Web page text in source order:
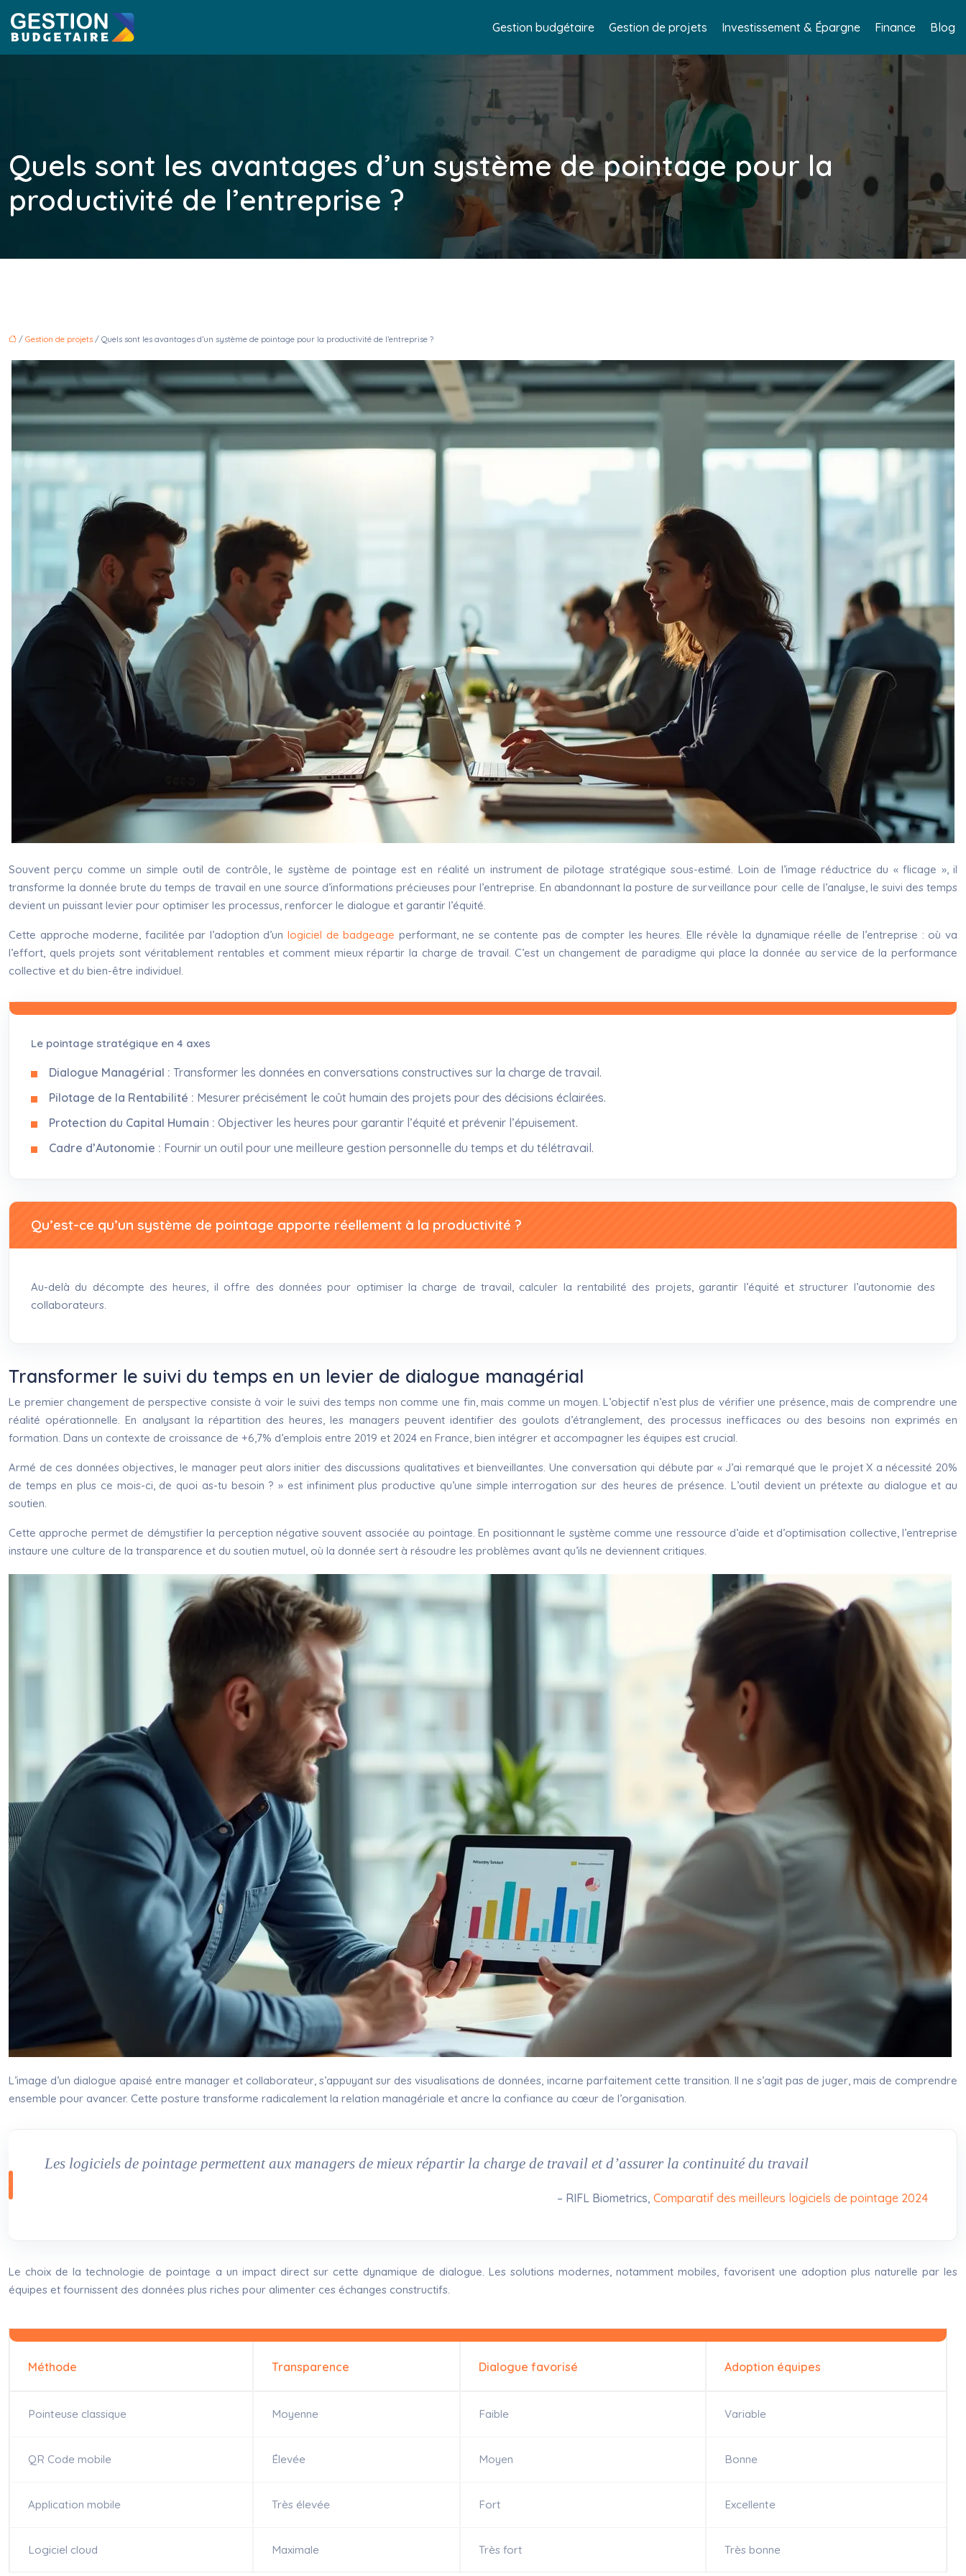
Gestion budgétaire Gestion de projets Investissement & Épargne Finance Blog
Quels sont les avantages d’un système de pointage pour la
productivité de l’entreprise ?
/ Gestion de projets / Quels sont les avantages d’un système de pointage pour la productivité de l’entreprise ?
Souvent perçu comme un simple outil de contrôle, le système de pointage est en réalité un instrument de pilotage stratégique sous-estimé. Loin de l’image réductrice du « flicage », il
transforme la donnée brute du temps de travail en une source d’informations précieuses pour l’entreprise. En abandonnant la posture de surveillance pour celle de l’analyse, le suivi des temps
devient un puissant levier pour optimiser les processus, renforcer le dialogue et garantir l’équité.
Cette approche moderne, facilitée par l’adoption d’un logiciel de badgeage performant, ne se contente pas de compter les heures. Elle révèle la dynamique réelle de l’entreprise : où va
l’effort, quels projets sont véritablement rentables et comment mieux répartir la charge de travail. C’est un changement de paradigme qui place la donnée au service de la performance
collective et du bien-être individuel.
Le pointage stratégique en 4 axes
Dialogue Managérial : Transformer les données en conversations constructives sur la charge de travail.
Pilotage de la Rentabilité : Mesurer précisément le coût humain des projets pour des décisions éclairées.
Protection du Capital Humain : Objectiver les heures pour garantir l’équité et prévenir l’épuisement.
Cadre d’Autonomie : Fournir un outil pour une meilleure gestion personnelle du temps et du télétravail.
Qu’est-ce qu’un système de pointage apporte réellement à la productivité ?
Au-delà du décompte des heures, il offre des données pour optimiser la charge de travail, calculer la rentabilité des projets, garantir l’équité et structurer l’autonomie des
collaborateurs.
Transformer le suivi du temps en un levier de dialogue managérial
Le premier changement de perspective consiste à voir le suivi des temps non comme une fin, mais comme un moyen. L’objectif n’est plus de vérifier une présence, mais de comprendre une
réalité opérationnelle. En analysant la répartition des heures, les managers peuvent identifier des goulots d’étranglement, des processus inefficaces ou des besoins non exprimés en
formation. Dans un contexte de croissance de +6,7% d’emplois entre 2019 et 2024 en France, bien intégrer et accompagner les équipes est crucial.
Armé de ces données objectives, le manager peut alors initier des discussions qualitatives et bienveillantes. Une conversation qui débute par « J’ai remarqué que le projet X a nécessité 20%
de temps en plus ce mois-ci, de quoi as-tu besoin ? » est infiniment plus productive qu’une simple interrogation sur des heures de présence. L’outil devient un prétexte au dialogue et au
soutien.
Cette approche permet de démystifier la perception négative souvent associée au pointage. En positionnant le système comme une ressource d’aide et d’optimisation collective, l’entreprise
instaure une culture de la transparence et du soutien mutuel, où la donnée sert à résoudre les problèmes avant qu’ils ne deviennent critiques.
L’image d’un dialogue apaisé entre manager et collaborateur, s’appuyant sur des visualisations de données, incarne parfaitement cette transition. Il ne s’agit pas de juger, mais de comprendre
ensemble pour avancer. Cette posture transforme radicalement la relation managériale et ancre la confiance au cœur de l’organisation.
Les logiciels de pointage permettent aux managers de mieux répartir la charge de travail et d’assurer la continuité du travail
– RIFL Biometrics, Comparatif des meilleurs logiciels de pointage 2024
Le choix de la technologie de pointage a un impact direct sur cette dynamique de dialogue. Les solutions modernes, notamment mobiles, favorisent une adoption plus naturelle par les
équipes et fournissent des données plus riches pour alimenter ces échanges constructifs.
Méthode Transparence Dialogue favorisé Adoption équipes
Pointeuse classique Moyenne Faible Variable
QR Code mobile Élevée Moyen Bonne
Application mobile Très élevée Fort Excellente
Logiciel cloud Maximale Très fort Très bonne